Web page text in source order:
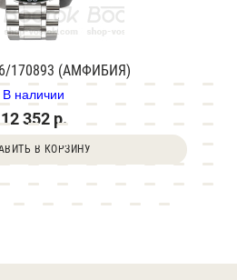
170893 (АМФИБИЯ)
В наличии
12 352 р.
В КОРЗИНУ